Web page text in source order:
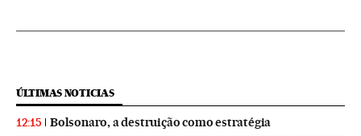
ÚLTIMAS NOTICIAS
12:15 Bolsonaro, a destruição como estratégia